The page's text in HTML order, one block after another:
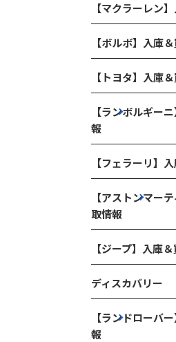
【マクラーレン
【ボルボ】入庫
【トヨタ】入庫
【ランボルギー
報
【フェラーリ】
【アストンマー
取情報
【ジープ】入庫
ディスカバリー
【ランドローバ
報